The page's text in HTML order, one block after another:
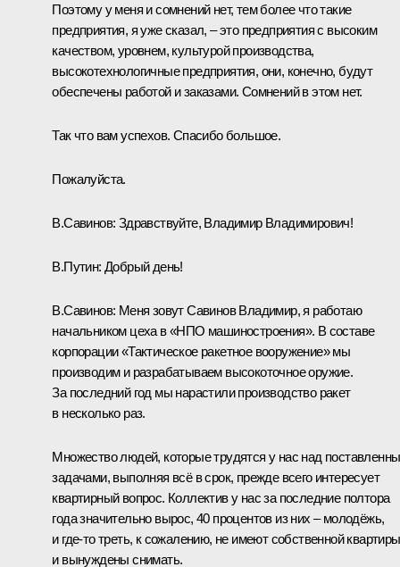
Поэтому у меня и сомнений нет, тем более что такие
предприятия, я уже сказал, – это предприятия с высоким
качеством, уровнем, культурой производства,
высокотехнологичные предприятия, они, конечно, будут
обеспечены работой и заказами. Сомнений в этом нет.
Так что вам успехов. Спасибо большое.
Пожалуйста.
В.Савинов: Здравствуйте, Владимир Владимирович!
В.Путин: Добрый день!
В.Савинов: Меня зовут Савинов Владимир, я работаю
начальником цеха в «НПО машиностроения». В составе
корпорации «Тактическое ракетное вооружение» мы
производим и разрабатываем высокоточное оружие.
За последний год мы нарастили производство ракет
в несколько раз.
Множество людей, которые трудятся у нас над
задачами, выполняя всё в срок, прежде всего интересует
квартирный вопрос. Коллектив у нас за последние полтора
года значительно вырос, 40 процентов из них – молодёжь,
и где-то треть, к сожалению, не имеют собственной квартиры
и вынуждены снимать.